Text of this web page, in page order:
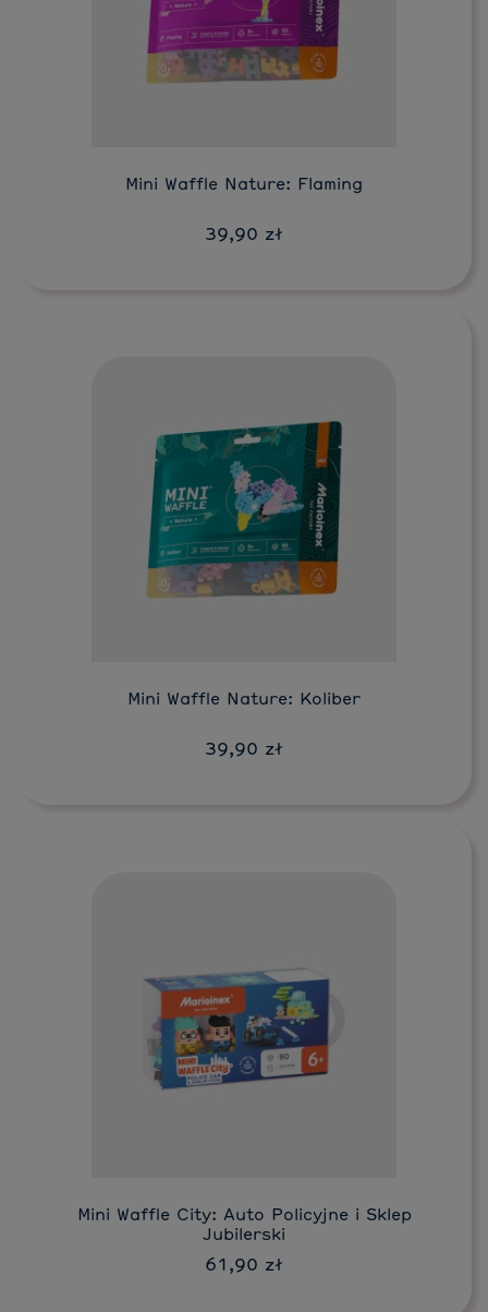
Mini Waffle Nature: Flaming
39,90 zł
Mini Waffle Nature: Koliber
39,90 zł
Do koszyka
Mini Waffle City: Auto Policyjne i Sklep
Jubilerski
61,90 zł
Do koszyka